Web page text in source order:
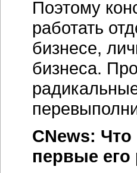
Поэтому
работать
бизнесе,
бизнеса.
CNews:
первые его